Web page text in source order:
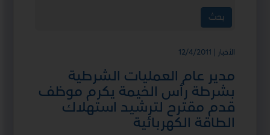
الأخبار | 12/4/2011
مدير عام العمليات الشرطية
بشرطة رأس الخيمة يكرم موظف
قدم مقترح لترشيد استهلاك
الطاقة الكهربائية